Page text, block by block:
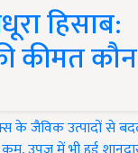
हिसाब:
कीमत कौन